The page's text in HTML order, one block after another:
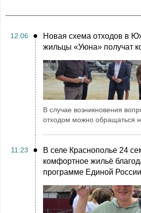
12:06
Новая схема отходов в
жильцы «Уюна» получат
В случае возникновения
отходом можно обращаться
11:23
В селе Краснополье 24
комфортное жильё
программе Единой России